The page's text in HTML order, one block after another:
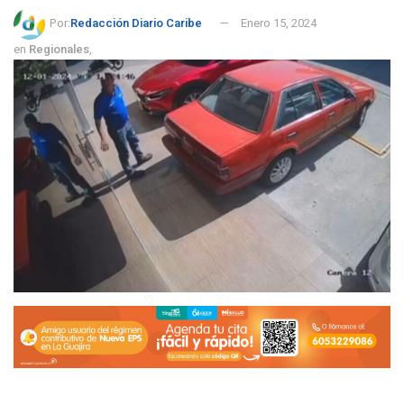
Por:Redacción Diario Caribe
Enero 15, 2024
en Regionales,